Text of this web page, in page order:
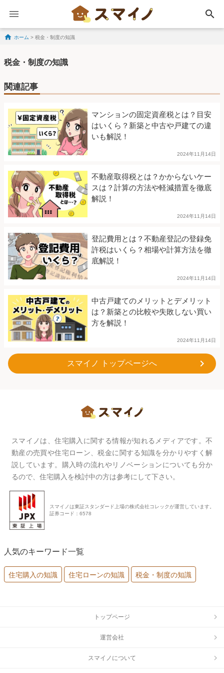
search
Skip to content
ホーム > 税金・制度の知識
税金・制度の知識
関連記事
マンションの固定資産税とは？目安
はいくら？新築と中古や戸建ての違
いも解説！
2024年11月14日
不動産取得税とは？かからないケー
スは？計算の方法や軽減措置を徹底
解説！
2024年11月14日
登記費用とは？不動産登記の登録免
許税はいくら？相場や計算方法を徹
底解説！
2024年11月14日
中古戸建てのメリットとデメリット
は？新築との比較や失敗しない買い
方を解説！
2024年11月14日
スマイノ トップページへ
スマイノは、住宅購入に関する情報が知れるメディアです。不
動産の売買や住宅ローン、税金に関する知識を分かりやすく解
説しています。購入時の流れやリノベーションについても分か
るので、住宅購入を検討中の方は参考にして下さい。
スマイノは東証スタンダード上場の株式会社コレックが運営しています。
証券コード：6578
人気のキーワード一覧
住宅購入の知識 住宅ローンの知識 税金・制度の知識
トップページ
運営会社
スマイノについて